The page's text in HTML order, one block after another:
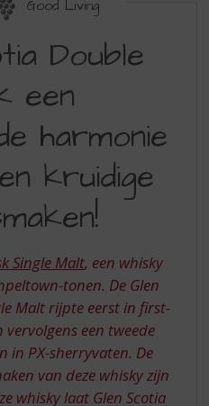
Good Living
Double
een
harmonie
kruidige
Single Malt, een whisky
tonen. De Glen
Malt rijpte eerst in first-
een tweede
in PX-sherryvaten. De
van deze whisky zijn
whisky laat Glen Scotia